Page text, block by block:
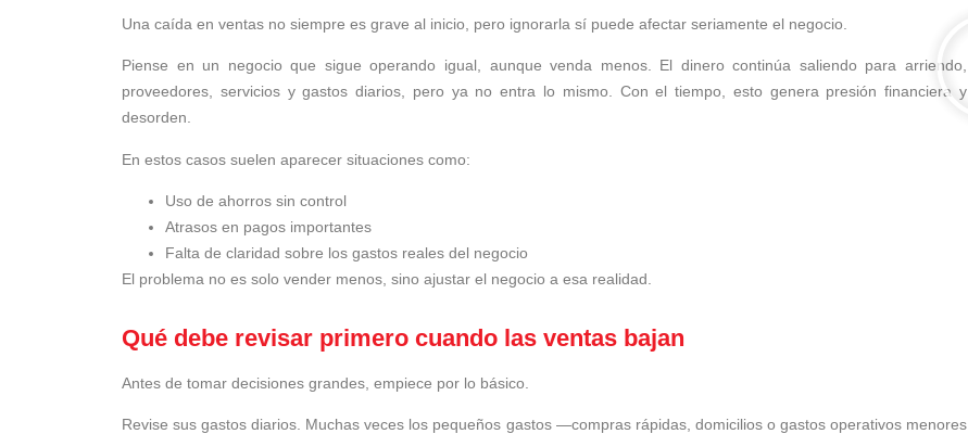
Una caída en ventas no siempre es grave al inicio, pero ignorarla sí puede afectar seriamente el negocio.
Piense en un negocio que sigue operando igual, aunque venda menos. El dinero continúa saliendo para arriendo,
proveedores, servicios y gastos diarios, pero ya no entra lo mismo. Con el tiempo, esto genera presión financiera y
desorden.
En estos casos suelen aparecer situaciones como:
Uso de ahorros sin control
Atrasos en pagos importantes
Falta de claridad sobre los gastos reales del negocio
El problema no es solo vender menos, sino ajustar el negocio a esa realidad.
Qué debe revisar primero cuando las ventas bajan
Antes de tomar decisiones grandes, empiece por lo básico.
Revise sus gastos diarios. Muchas veces los pequeños gastos —compras rápidas, domicilios o gastos operativos menores